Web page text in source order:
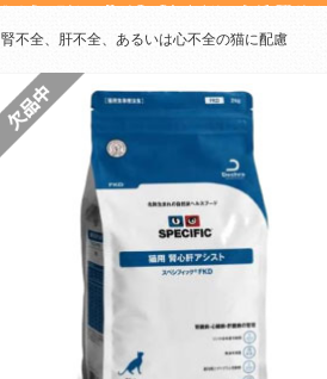
腎不全、肝不全、あるいは心不全の猫に配慮